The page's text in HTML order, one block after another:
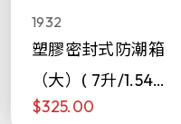
1932
塑膠密封式防潮箱
（大）( 7升/1.54加
侖)
$325.00